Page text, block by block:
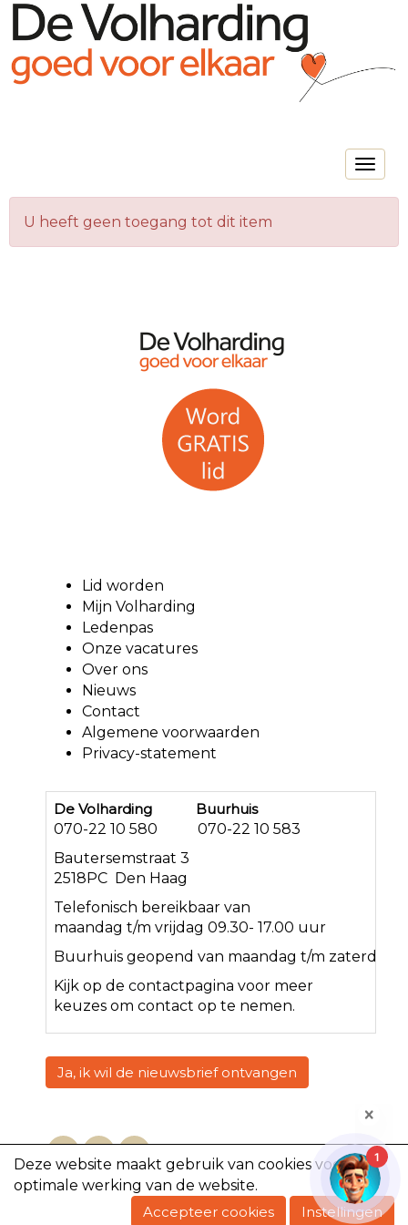
Toggle
Deze website maakt gebruik van cookies voor een
optimale werking van de website.
Accepteer cookies
Instellingen
U heeft geen toegang tot dit item
Lid worden
Mijn Volharding
Ledenpas
Onze vacatures
Over ons
Nieuws
Contact
Algemene voorwaarden
Privacy-statement
De Volharding Buurhuis
070-22 10 580 070-22 10 583
Bautersemstraat 3
2518PC Den Haag
Telefonisch bereikbaar van
maandag t/m vrijdag 09.30- 17.00 uur
Buurhuis geopend van maandag t/m zaterdag<
Kijk op de contactpagina voor meer
keuzes om contact op te nemen.
Ja, ik wil de nieuwsbrief ontvangen
Copyright @2023, De Volharding
1